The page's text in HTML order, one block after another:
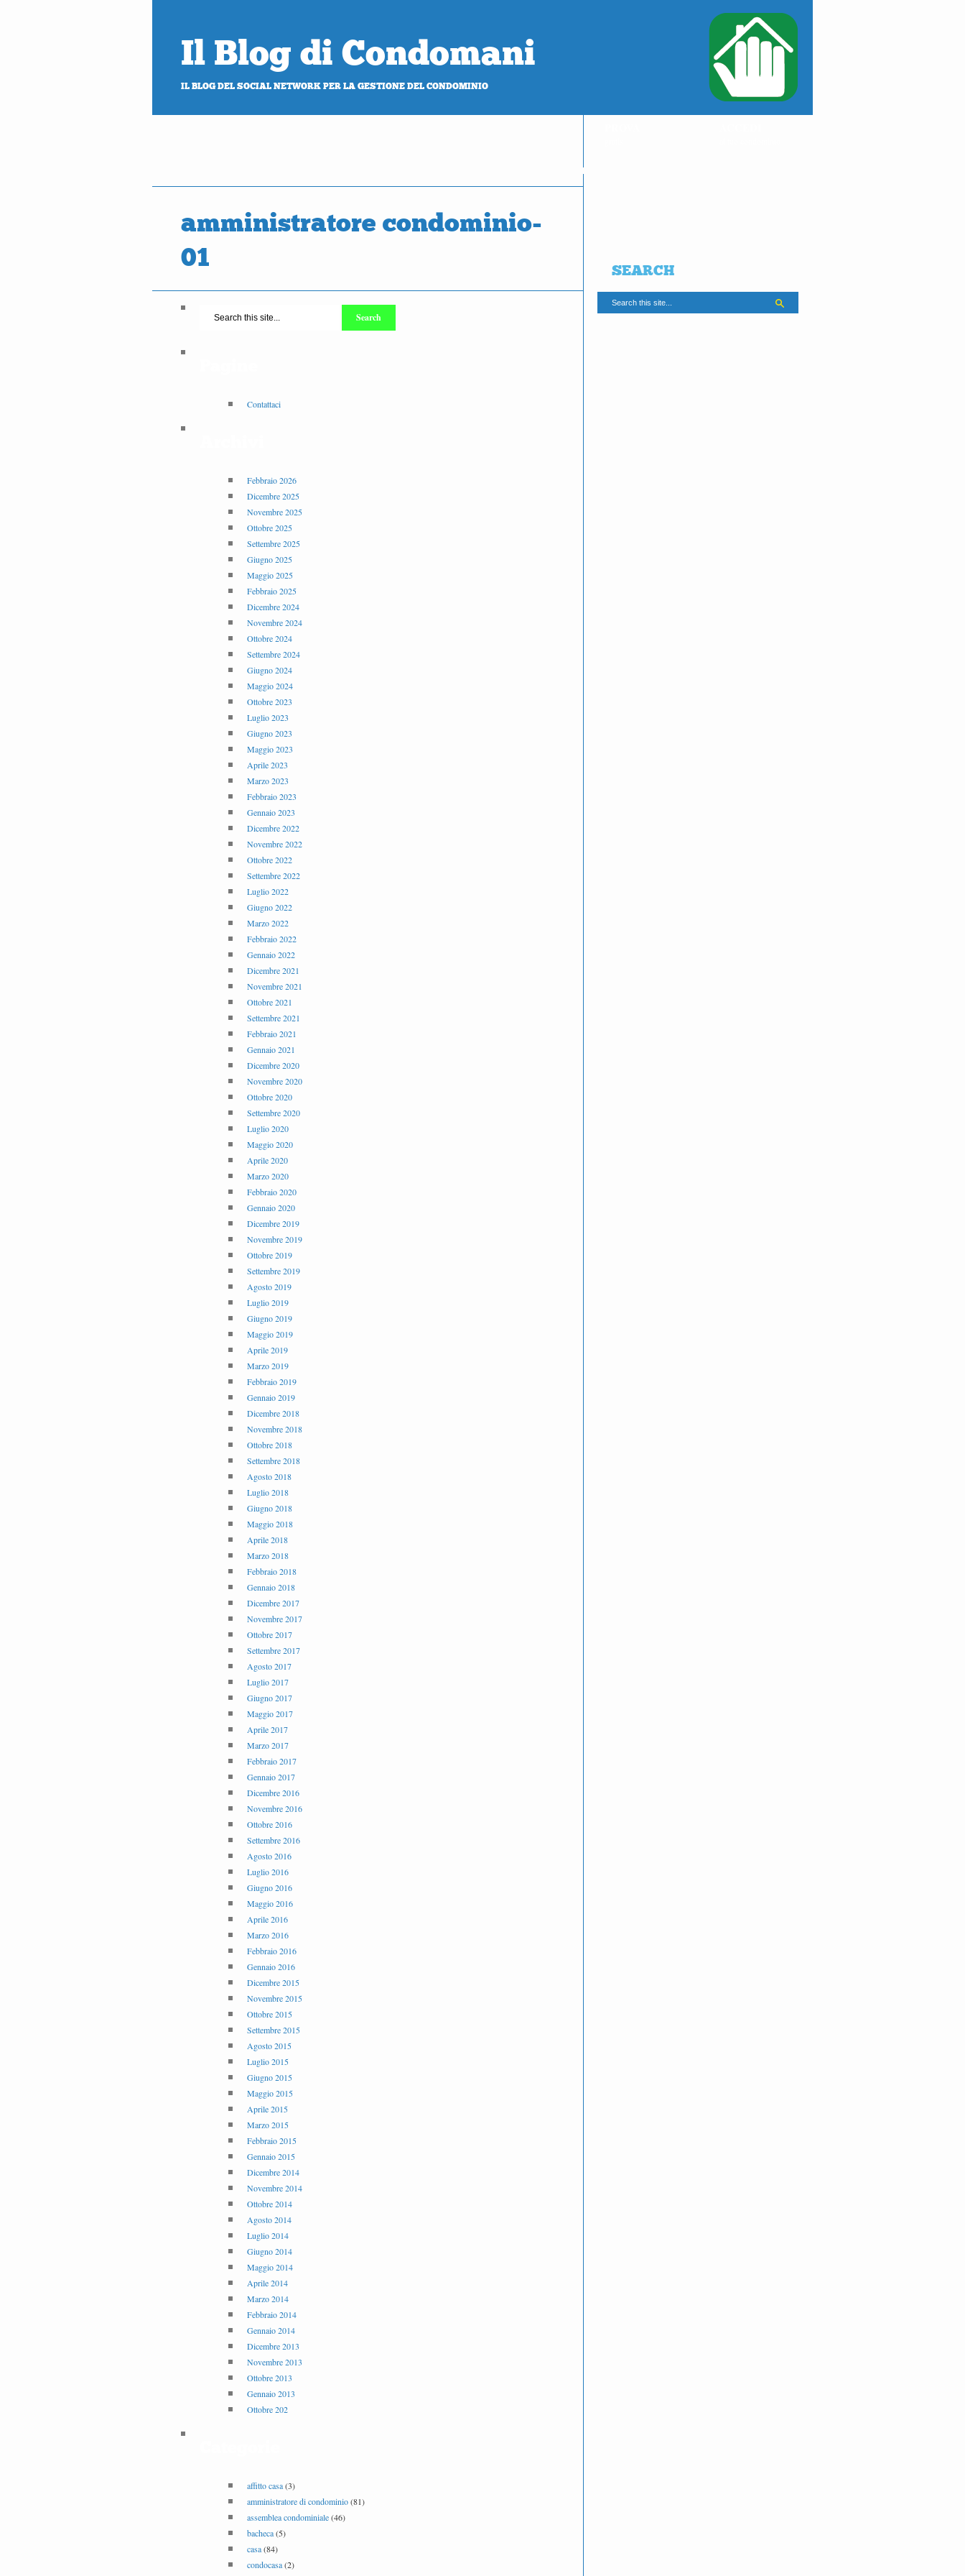
Il Blog di Condomani
IL BLOG DEL SOCIAL NETWORK PER LA GESTIONE DEL CONDOMINIO
amministratore condominio-
01
Contattaci
Febbraio 2026
Dicembre 2025
Novembre 2025
Ottobre 2025
Settembre 2025
Giugno 2025
Maggio 2025
Febbraio 2025
Dicembre 2024
Novembre 2024
Ottobre 2024
Settembre 2024
Giugno 2024
Maggio 2024
Ottobre 2023
Luglio 2023
Giugno 2023
Maggio 2023
Aprile 2023
Marzo 2023
Febbraio 2023
Gennaio 2023
Dicembre 2022
Novembre 2022
Ottobre 2022
Settembre 2022
Luglio 2022
Giugno 2022
Marzo 2022
Febbraio 2022
Gennaio 2022
Dicembre 2021
Novembre 2021
Ottobre 2021
Settembre 2021
Febbraio 2021
Gennaio 2021
Dicembre 2020
Novembre 2020
Ottobre 2020
Settembre 2020
Luglio 2020
Maggio 2020
Aprile 2020
Marzo 2020
Febbraio 2020
Gennaio 2020
Dicembre 2019
Novembre 2019
Ottobre 2019
Settembre 2019
Agosto 2019
Luglio 2019
Giugno 2019
Maggio 2019
Aprile 2019
Marzo 2019
Febbraio 2019
Gennaio 2019
Dicembre 2018
Novembre 2018
Ottobre 2018
Settembre 2018
Agosto 2018
Luglio 2018
Giugno 2018
Maggio 2018
Aprile 2018
Marzo 2018
Febbraio 2018
Gennaio 2018
Dicembre 2017
Novembre 2017
Ottobre 2017
Settembre 2017
Agosto 2017
Luglio 2017
Giugno 2017
Maggio 2017
Aprile 2017
Marzo 2017
Febbraio 2017
Gennaio 2017
Dicembre 2016
Novembre 2016
Ottobre 2016
Settembre 2016
Agosto 2016
Luglio 2016
Giugno 2016
Maggio 2016
Aprile 2016
Marzo 2016
Febbraio 2016
Gennaio 2016
Dicembre 2015
Novembre 2015
Ottobre 2015
Settembre 2015
Agosto 2015
Luglio 2015
Giugno 2015
Maggio 2015
Aprile 2015
Marzo 2015
Febbraio 2015
Gennaio 2015
Dicembre 2014
Novembre 2014
Ottobre 2014
Agosto 2014
Luglio 2014
Giugno 2014
Maggio 2014
Aprile 2014
Marzo 2014
Febbraio 2014
Gennaio 2014
Dicembre 2013
Novembre 2013
Ottobre 2013
Gennaio 2013
Ottobre 202
affitto casa(3)
amministratore di condominio(81)
assemblea condominiale(46)
bacheca(5)
casa(84)
condocasa(2)
SEARCH